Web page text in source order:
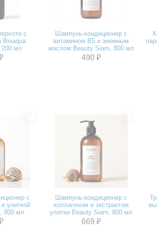
с
Bioaqua
200 мл
Шампунь-кондиционер с
витамином В5 и змеиным
маслом Beauty Siam, 800 мл
490 ₽
с
улиткой
800 мл
Шампунь-кондиционер с
коллагеном и экстрактом
улитки Beauty Siam, 800 мл
669 ₽